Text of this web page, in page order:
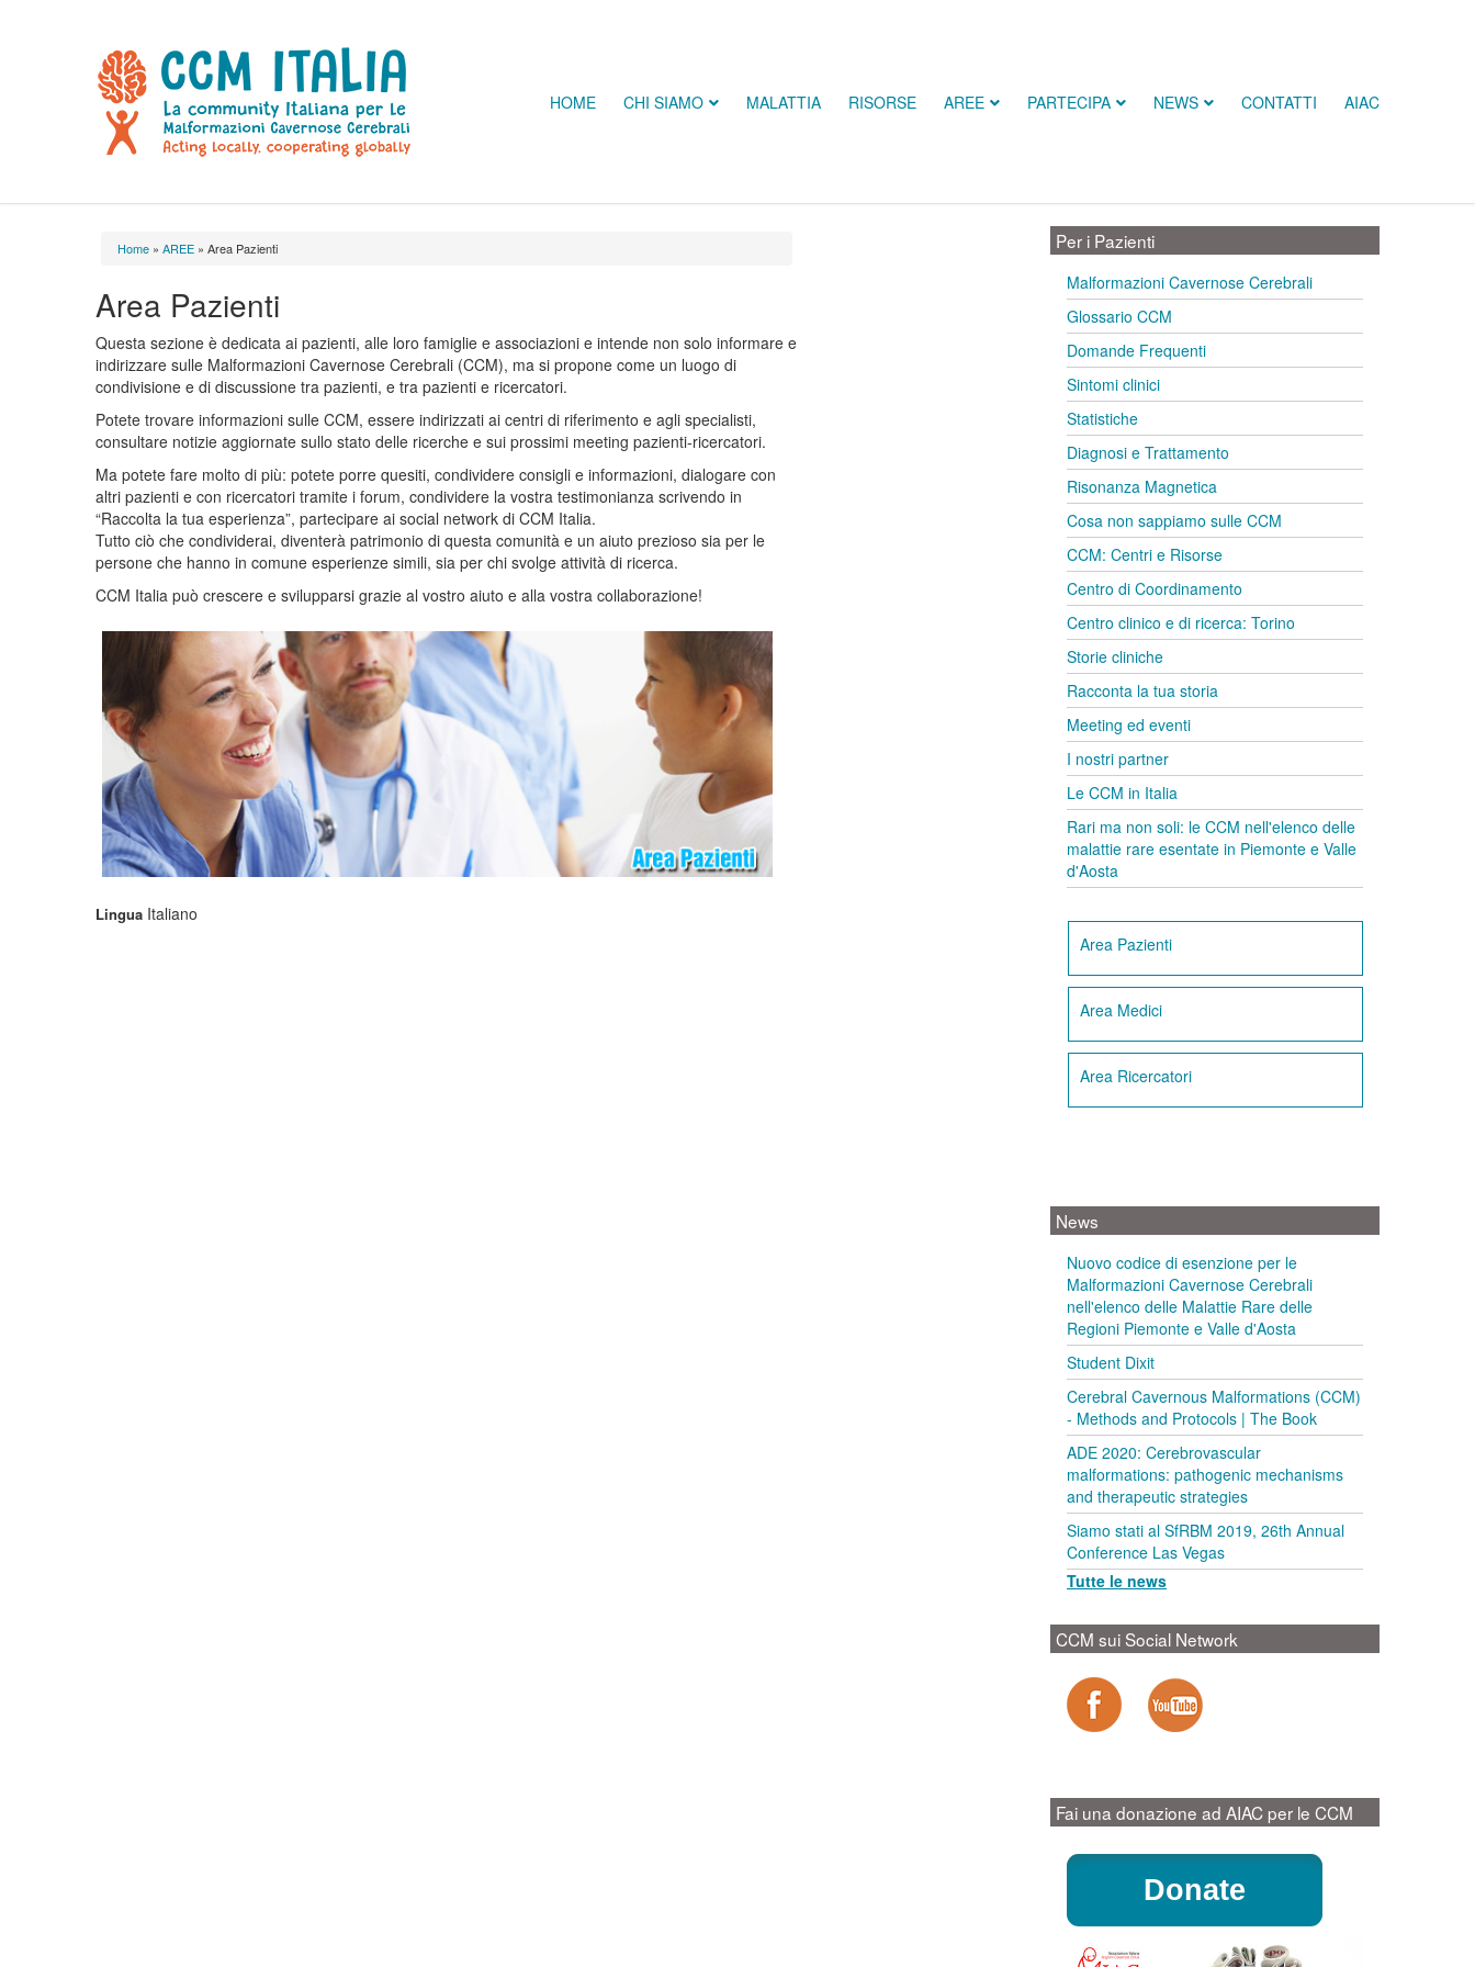
HOME CHI SIAMO MALATTIA RISORSE AREE PARTECIPA NEWS CONTATTI AIAC
Home » AREE » Area Pazienti
Area Pazienti
Questa sezione è dedicata ai pazienti, alle loro famiglie e associazioni e intende non solo informare e
indirizzare sulle Malformazioni Cavernose Cerebrali (CCM), ma si propone come un luogo di
condivisione e di discussione tra pazienti, e tra pazienti e ricercatori.
Potete trovare informazioni sulle CCM, essere indirizzati ai centri di riferimento e agli specialisti,
consultare notizie aggiornate sullo stato delle ricerche e sui prossimi meeting pazienti-ricercatori.
Ma potete fare molto di più: potete porre quesiti, condividere consigli e informazioni, dialogare con
altri pazienti e con ricercatori tramite i forum, condividere la vostra testimonianza scrivendo in
“Raccolta la tua esperienza”, partecipare ai social network di CCM Italia.
Tutto ciò che condividerai, diventerà patrimonio di questa comunità e un aiuto prezioso sia per le
persone che hanno in comune esperienze simili, sia per chi svolge attività di ricerca.
CCM Italia può crescere e svilupparsi grazie al vostro aiuto e alla vostra collaborazione!
Lingua Italiano
Per i Pazienti
Malformazioni Cavernose Cerebrali
Glossario CCM
Domande Frequenti
Sintomi clinici
Statistiche
Diagnosi e Trattamento
Risonanza Magnetica
Cosa non sappiamo sulle CCM
CCM: Centri e Risorse
Centro di Coordinamento
Centro clinico e di ricerca: Torino
Storie cliniche
Racconta la tua storia
Meeting ed eventi
I nostri partner
Le CCM in Italia
Rari ma non soli: le CCM nell'elenco delle
malattie rare esentate in Piemonte e Valle
d'Aosta
Area Pazienti
Area Medici
Area Ricercatori
News
Nuovo codice di esenzione per le
Malformazioni Cavernose Cerebrali
nell'elenco delle Malattie Rare delle
Regioni Piemonte e Valle d'Aosta
Student Dixit
Cerebral Cavernous Malformations (CCM)
- Methods and Protocols | The Book
ADE 2020: Cerebrovascular
malformations: pathogenic mechanisms
and therapeutic strategies
Siamo stati al SfRBM 2019, 26th Annual
Conference Las Vegas
Tutte le news
CCM sui Social Network
Fai una donazione ad AIAC per le CCM
Donate